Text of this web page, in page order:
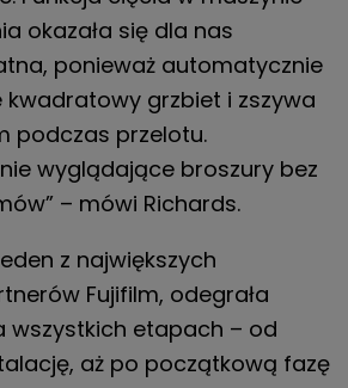
okazała się dla nas
ponieważ automatycznie
kwadratowy grzbiet i zszywa
podczas przelotu.
wyglądające broszury bez
– mówi Richards.
z największych
Fujifilm, odegrała
wszystkich etapach – od
aż po początkową fazę